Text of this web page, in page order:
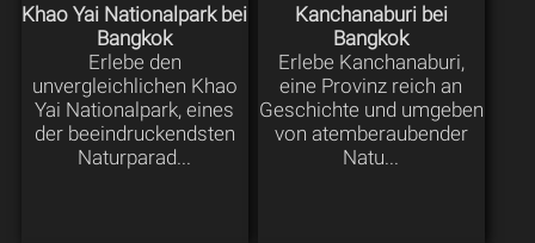
Khao Yai Nationalpark bei
Bangkok
Erlebe den
unvergleichlichen Khao
Yai Nationalpark, eines
der beeindruckendsten
Naturparad...
Kanchanaburi bei
Bangkok
Erlebe Kanchanaburi,
eine Provinz reich an
Geschichte und umgeben
von atemberaubender
Natu...